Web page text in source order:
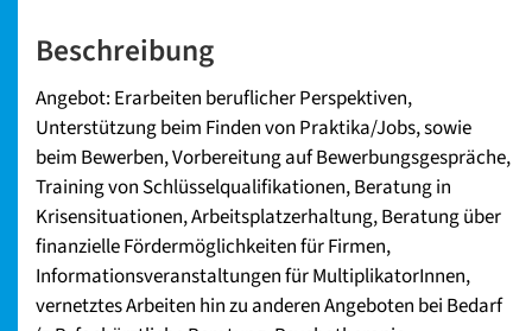
Beschreibung
Angebot: Erarbeiten beruflicher Perspektiven,
Unterstützung beim Finden von Praktika/Jobs, sowie
beim Bewerben, Vorbereitung auf Bewerbungsgespräche,
Training von Schlüsselqualifikationen, Beratung in
Krisensituationen, Arbeitsplatzerhaltung, Beratung über
finanzielle Fördermöglichkeiten für Firmen,
Informationsveranstaltungen für MultiplikatorInnen,
vernetztes Arbeiten hin zu anderen Angeboten bei Bedarf